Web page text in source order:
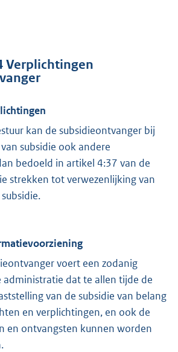
Verplichtingen
kan de subsidieontvanger bij
subsidie ook andere
bedoeld in artikel 4:37 van de
strekken tot verwezenlijking van
voert een zodanig
administratie dat te allen tijde de
van de subsidie van belang
en verplichtingen, en ook de
en ontvangsten kunnen worden